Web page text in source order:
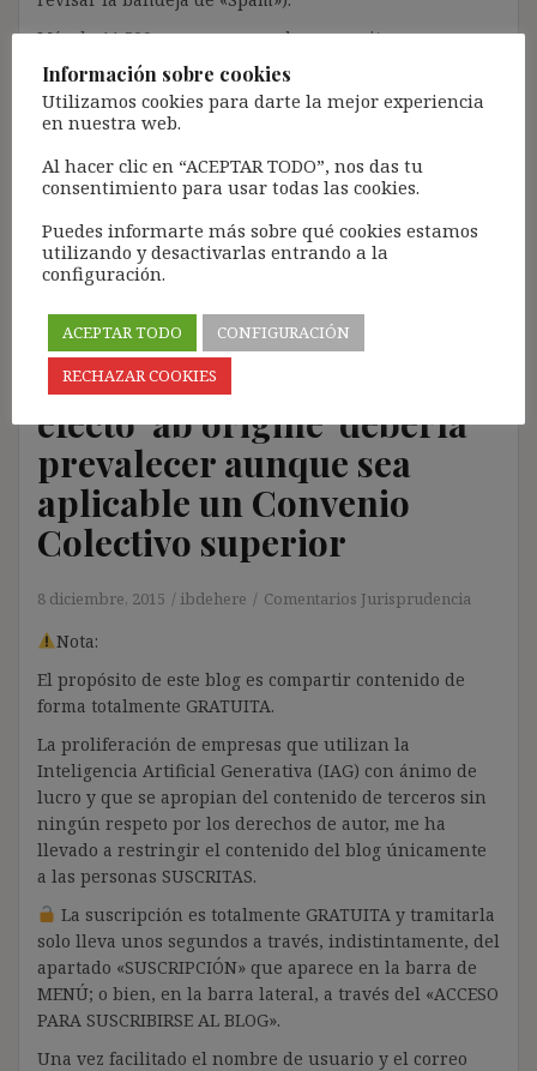
Más de 11.500 personas ya se han suscrito.
Lamento los inconvenientes que este trámite pueda
causar.
blog: https://ignasibeltran.com/politica-de-privacidad/]
Ultraactividad y
contractualización de
Convenio Colectivo: el
efecto ‘ab origine’ debería
prevalecer aunque sea
aplicable un Convenio
Colectivo superior
8 diciembre, 2015 ibdehere Comentarios Jurisprudencia
Nota:
El propósito de este blog es compartir contenido de
forma totalmente GRATUITA.
La proliferación de empresas que utilizan la
Inteligencia Artificial Generativa (IAG) con ánimo de
lucro y que se apropian del contenido de terceros sin
ningún respeto por los derechos de autor, me ha
llevado a restringir el contenido del blog únicamente
a las personas SUSCRITAS.
La suscripción es totalmente GRATUITA y tramitarla
solo lleva unos segundos a través, indistintamente, del
apartado «SUSCRIPCIÓN» que aparece en la barra de
MENÚ; o bien, en la barra lateral, a través del «ACCESO
PARA SUSCRIBIRSE AL BLOG».
Una vez facilitado el nombre de usuario y el correo
Información sobre cookies
Utilizamos cookies para darte la mejor experiencia
en nuestra web.
Al hacer clic en “ACEPTAR TODO”, nos das tu
consentimiento para usar todas las cookies.
Puedes informarte más sobre qué cookies estamos
utilizando y desactivarlas entrando a la
configuración.
ACEPTAR TODO
CONFIGURACIÓN
RECHAZAR COOKIES